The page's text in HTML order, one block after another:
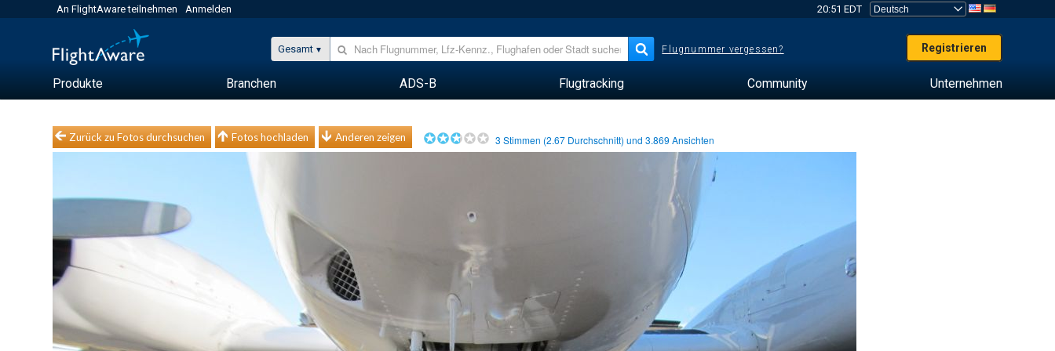
An FlightAware teilnehmen Anmelden 20:51 EDT
Gesamt Flugnummer vergessen? Registrieren
Produkte Branchen ADS-B Flugtracking Community Unternehmen
Zurück zu Fotos durchsuchen Fotos hochladen Anderen zeigen 3 Stimmen (2.67 Durchschnitt) und3.869 Ansichten